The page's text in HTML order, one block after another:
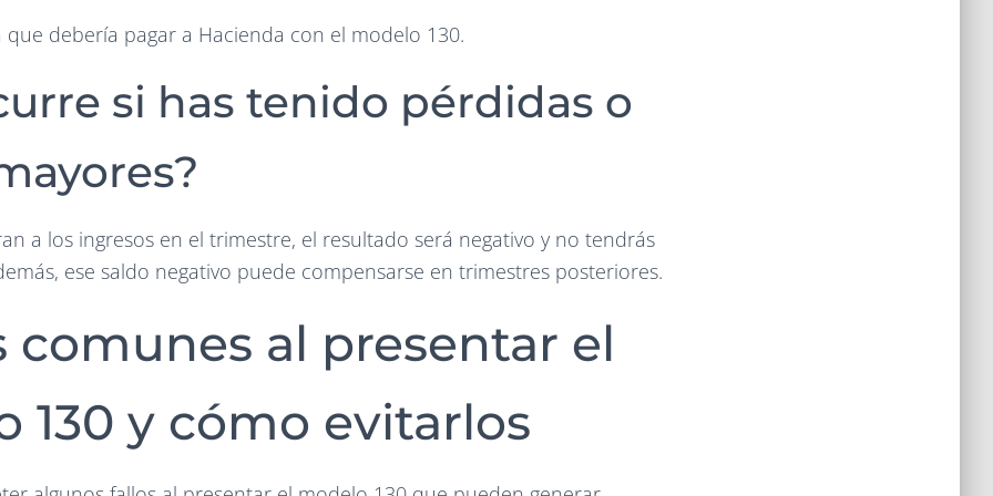
que debería pagar a Hacienda con el modelo 130.
si has tenido pérdidas o
a los ingresos en el trimestre, el resultado será negativo y no tendrás
ese saldo negativo puede compensarse en trimestres posteriores.
comunes al presentar el
130 y cómo evitarlos